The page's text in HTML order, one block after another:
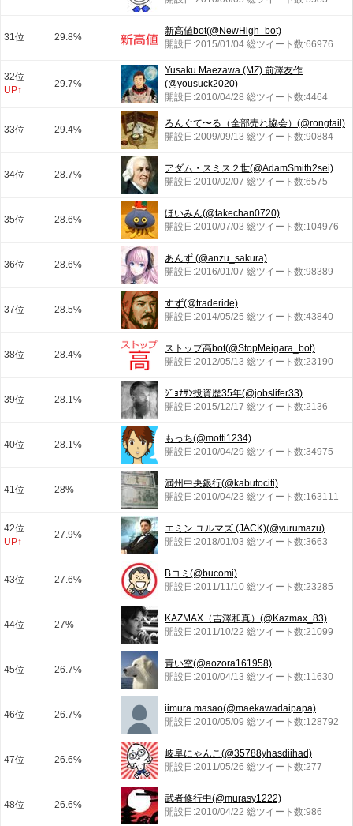
31位 29.8%
新高値bot(@NewHigh_bot)
開設日:2015/01/04 総ツイート数:66976
32位
UP↑
29.7%
Yusaku Maezawa (MZ) 前澤友作
(@yousuck2020)
開設日:2010/04/28 総ツイート数:4464
33位 29.4%
ろんぐて〜る（全部売れ協会）(@rongtail)
開設日:2009/09/13 総ツイート数:90884
34位 28.7%
アダム・スミス２世(@AdamSmith2sei)
開設日:2010/02/07 総ツイート数:6575
35位 28.6%
ほいみん(@takechan0720)
開設日:2010/07/03 総ツイート数:104976
36位 28.6%
あんず (@anzu_sakura)
開設日:2016/01/07 総ツイート数:98389
37位 28.5%
すず(@traderide)
開設日:2014/05/25 総ツイート数:43840
38位 28.4%
ストップ高bot(@StopMeigara_bot)
開設日:2012/05/13 総ツイート数:23190
39位 28.1%
ｼﾞｮﾅｻﾝ投資歴35年(@jobslifer33)
開設日:2015/12/17 総ツイート数:2136
40位 28.1%
もっち(@motti1234)
開設日:2010/04/29 総ツイート数:34975
41位 28%
満州中央銀行(@kabutociti)
開設日:2010/04/23 総ツイート数:163111
42位
UP↑
27.9%
エミン ユルマズ (JACK)(@yurumazu)
開設日:2018/01/03 総ツイート数:3663
43位 27.6%
Bコミ(@bucomi)
開設日:2011/11/10 総ツイート数:23285
44位 27%
KAZMAX（吉澤和真）(@Kazmax_83)
開設日:2011/10/22 総ツイート数:21099
45位 26.7%
青い空(@aozora161958)
開設日:2010/04/13 総ツイート数:11630
46位 26.7%
iimura masao(@maekawadaipapa)
開設日:2010/05/09 総ツイート数:128792
47位 26.6%
岐阜にゃんこ(@35788yhasdiihad)
開設日:2011/05/26 総ツイート数:277
48位 26.6%
武者修行中(@murasy1222)
開設日:2010/04/22 総ツイート数:986